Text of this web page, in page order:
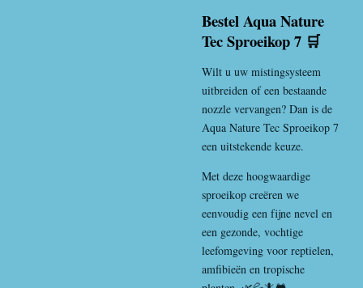
Bestel Aqua Nature
Tec Sproeikop 7 🛒
Wilt u uw mistingsysteem
uitbreiden of een bestaande
nozzle vervangen? Dan is de
Aqua Nature Tec Sproeikop 7
een uitstekende keuze.
Met deze hoogwaardige
sproeikop creëren we
eenvoudig een fijne nevel en
een gezonde, vochtige
leefomgeving voor reptielen,
amfibieën en tropische